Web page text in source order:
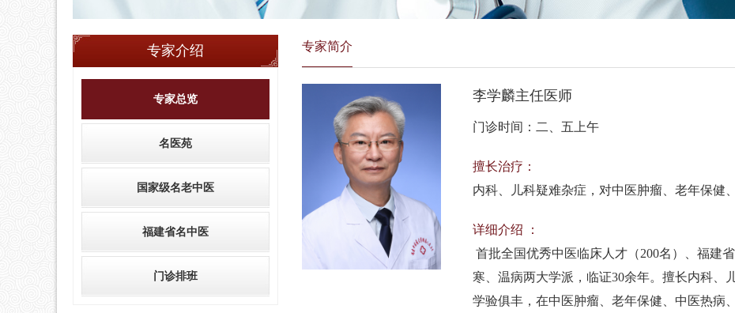
专家介绍
专家总览
名医苑
国家级名老中医
福建省名中医
门诊排班
专家简介
李学麟主任医师
门诊时间：二、五上午
擅长治疗：
内科、儿科疑难杂症，对中医肿瘤、老年保健
详细介绍 ：
首批全国优秀中医临床人才（200名）、福建
寒、温病两大学派，临证30余年。擅长内科、
学验俱丰，在中医肿瘤、老年保健、中医热病